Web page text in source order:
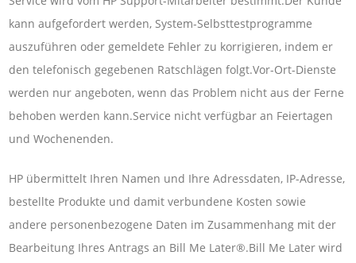
kann aufgefordert werden, System-Selbsttestprogramme
auszuführen oder gemeldete Fehler zu korrigieren, indem er
den telefonisch gegebenen Ratschlägen folgt.Vor-Ort-Dienste
werden nur angeboten, wenn das Problem nicht aus der Ferne
behoben werden kann.Service nicht verfügbar an Feiertagen
und Wochenenden.
HP übermittelt Ihren Namen und Ihre Adressdaten, IP-Adresse,
bestellte Produkte und damit verbundene Kosten sowie
andere personenbezogene Daten im Zusammenhang mit der
Bearbeitung Ihres Antrags an Bill Me Later®.Bill Me Later wird